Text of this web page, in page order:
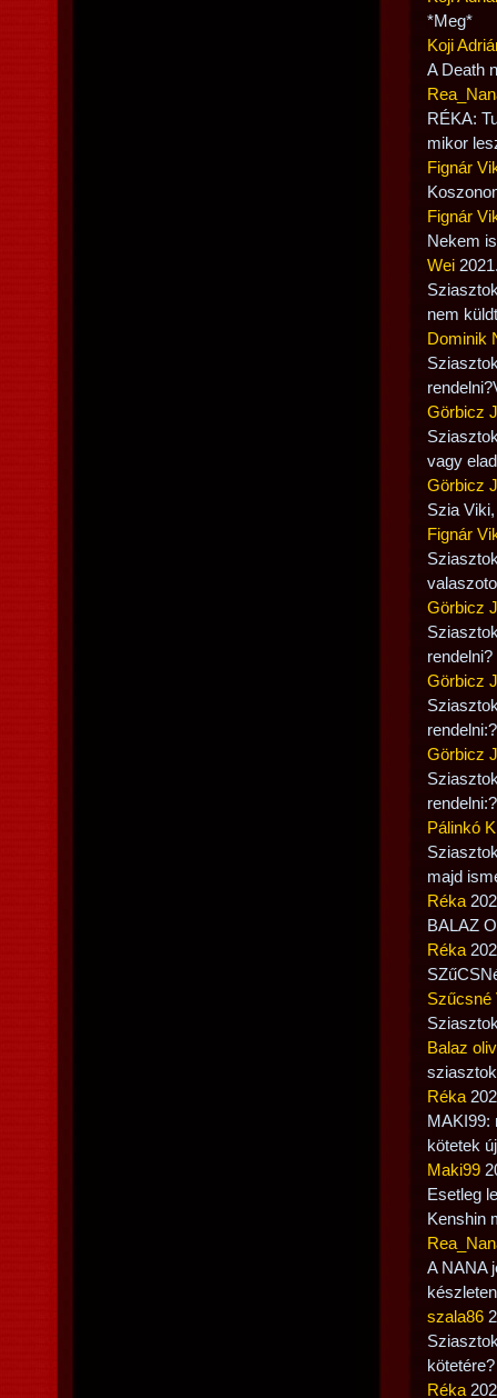
*Meg*
Koji
A Death
RÉKA:
mikor
Fignár
Fignár
Nekem
Wei
nem
Dominik
Görbicz
vagy
Görbicz
Szia
Fignár
Görbicz
rendelni?
Görbicz
rendelni:?
Görbicz
rendelni:?
Pálinkó
majd
Réka
BALAZ
Réka
Szűcsné
Balaz
Réka
MAKI99:
kötetek
Maki99
Esetleg
Kenshin
A NANA
szala86
kötetére?
Réka